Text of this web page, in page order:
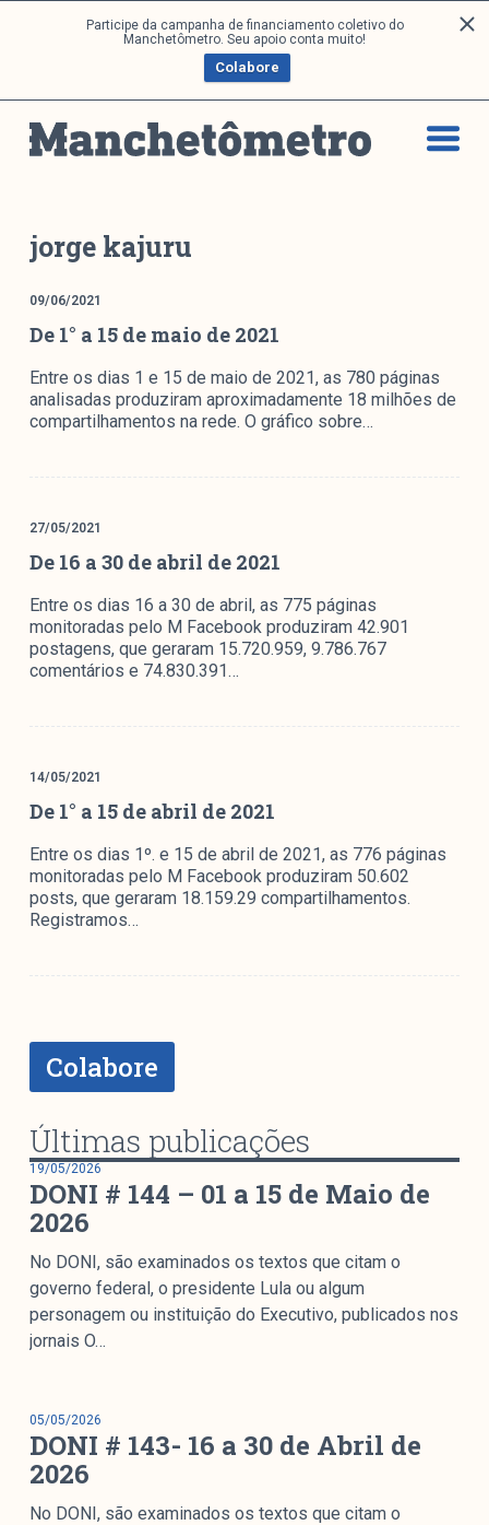
Participe da campanha de financiamento coletivo do
Manchetômetro. Seu apoio conta muito!
Colabore
a
p
o
n
e
ú
Análises
DONI
Boletim M
M Facebook
M Instagram
Arquivos
Política Externa Brasileira
Boletim da Pluralidade M
Entrevistas M
cobertura da grande mídia sobre temas de economia e
política produzido pelo Laboratório de Estudos de Mídia
e Esfera Pública (LEMEP). O LEMEP tem registro no
Diretório de Grupos de Pesquisa do CNPq e é sediado
no Instituto de Estudos Sociais e Políticos (IESP) da
Universidade do Estado do Rio de Janeiro (UERJ). O
Manchetômetro não tem filiação com partidos ou grupos
econômicos.
Institucional
Nossa História
Na Mídia
Parcerias
Contato
jorge kajuru
09/06/2021
De 1° a 15 de maio de 2021
Entre os dias 1 e 15 de maio de 2021, as 780 páginas
analisadas produziram aproximadamente 18 milhões de
compartilhamentos na rede. O gráfico sobre…
27/05/2021
De 16 a 30 de abril de 2021
Entre os dias 16 a 30 de abril, as 775 páginas
monitoradas pelo M Facebook produziram 42.901
postagens, que geraram 15.720.959, 9.786.767
comentários e 74.830.391…
14/05/2021
De 1° a 15 de abril de 2021
Entre os dias 1º. e 15 de abril de 2021, as 776 páginas
monitoradas pelo M Facebook produziram 50.602
posts, que geraram 18.159.29 compartilhamentos.
Registramos…
Colabore
Últimas publicações
19/05/2026
DONI # 144 – 01 a 15 de Maio de
2026
No DONI, são examinados os textos que citam o
governo federal, o presidente Lula ou algum
personagem ou instituição do Executivo, publicados nos
jornais O…
05/05/2026
DONI # 143- 16 a 30 de Abril de
2026
No DONI, são examinados os textos que citam o